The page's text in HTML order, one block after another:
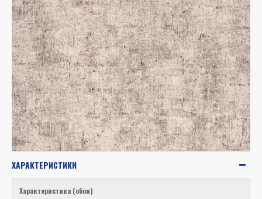
ХАРАКТЕРИСТИКИ
Характеристика (обои)